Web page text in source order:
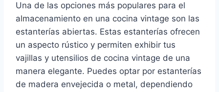
Una de las opciones más populares para el
almacenamiento en una cocina vintage son las
estanterías abiertas. Estas estanterías ofrecen
un aspecto rústico y permiten exhibir tus
vajillas y utensilios de cocina vintage de una
manera elegante. Puedes optar por estanterías
de madera envejecida o metal, dependiendo